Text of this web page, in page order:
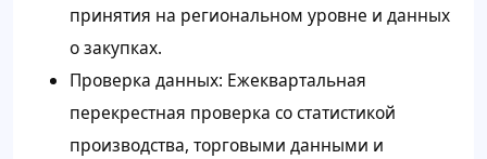
принятия на региональном уровне и данных
о закупках.
Проверка данных: Ежеквартальная
перекрестная проверка со статистикой
производства, торговыми данными и